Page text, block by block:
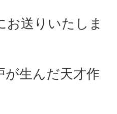
お送りいたしま
が生んだ天才作